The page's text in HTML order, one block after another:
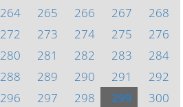
264 265 266 267
268
272 273 274 275
276
280 281 282 283
284
288 289 290 291
292
296 297 298 299
300